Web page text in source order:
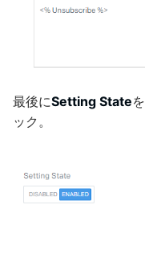
最後にSetting Stateを
ック。